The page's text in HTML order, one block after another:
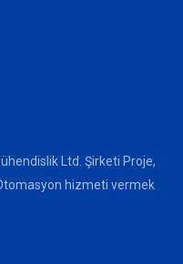
Ltd. Şirketi Proje,
hizmeti vermek